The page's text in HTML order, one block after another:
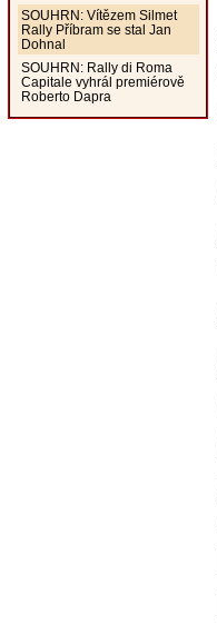
SOUHRN: Vítězem Silmet
Rally Příbram se stal Jan
Dohnal
SOUHRN: Rally di Roma
Capitale vyhrál premiérově
Roberto Dapra